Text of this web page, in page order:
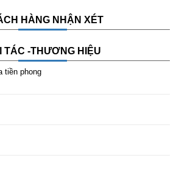
HÀNG NHẬN XÉT
TÁC -THƯƠNG HIỆU
tiền phong